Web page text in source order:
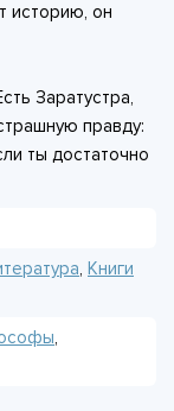
историю, он
Заратустра,
правду:
ты достаточно
Есть
Кто
«да».
Вызов. И
, Книги
,